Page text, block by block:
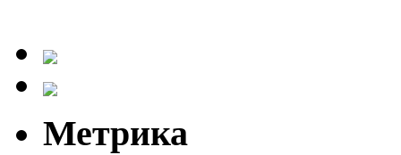
Метрика